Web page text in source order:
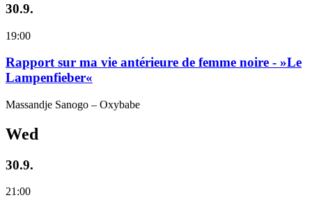
30.9.
19:00
Rapport sur ma vie antérieure de femme noire - »Le
Lampenfieber«
Massandje Sanogo – Oxybabe
Wed
30.9.
21:00